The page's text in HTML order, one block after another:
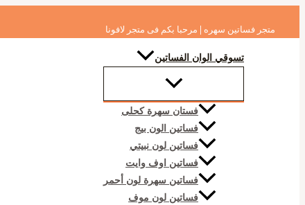
تخطي
المحتوى
متجر فساتين سهره | مرحبا بكم فى متجر لافونا
تسوقي الوان الفساتين
فستان سهرة كحلى
فساتين الون بيج
فساتين لون نبيتي
فساتين اوف وايت
فساتين سهرة لون أحمر
فساتين لون موف